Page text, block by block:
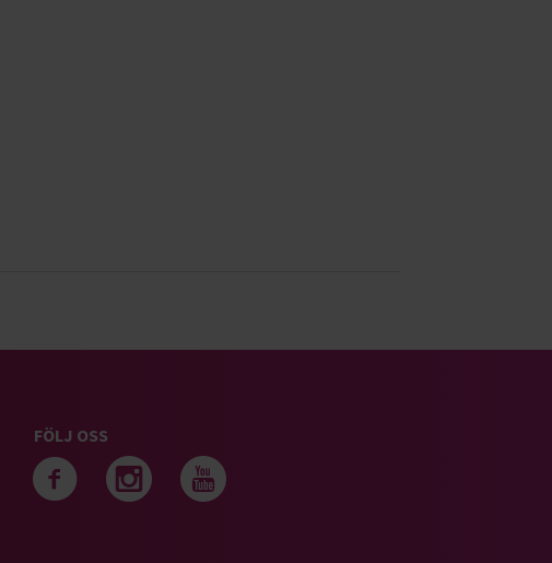
FÖLJ OSS
Följ oss på facebook
Följ oss på instagram
Följ oss på youtube